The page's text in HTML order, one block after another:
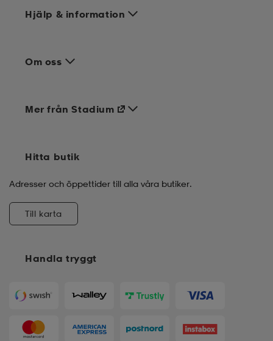
Hjälp & information
Om oss
Handla tryggt
Mer från Stadium
Hitta butik
Adresser och öppettider till alla våra butiker.
Till karta